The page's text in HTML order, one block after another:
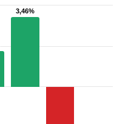
3,46%
3,46%